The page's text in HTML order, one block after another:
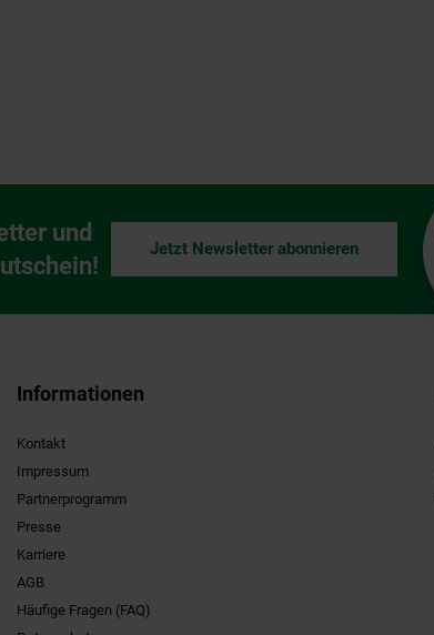
und
Jetzt Newsletter abonnieren
Informationen
Kontakt
Impressum
Partnerprogramm
Presse
Karriere
AGB
Häufige Fragen (FAQ)